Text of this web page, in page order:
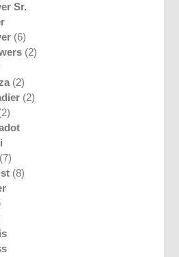
Sr.
(6)
(2)
(2)
(2)
(7)
(8)